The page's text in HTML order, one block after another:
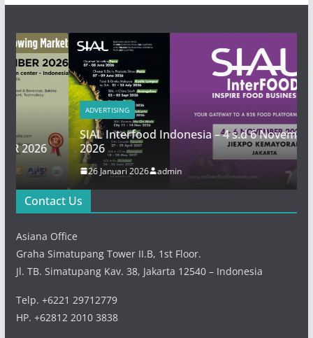
ADVERTISING
SIAL Interfood Indonesia – 4 s.d 6 November
2026
26 Januari 2026 admin
Contact Us
Asiana Office
Graha Simatupang Tower II.B, 1st Floor.
Jl. TB. Simatupang Kav. 38, Jakarta 12540 – Indonesia
Telp. +6221 29712779
HP. +62812 2010 3838